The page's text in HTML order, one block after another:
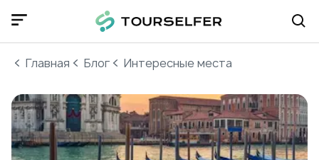
Главная Блог Интересные места